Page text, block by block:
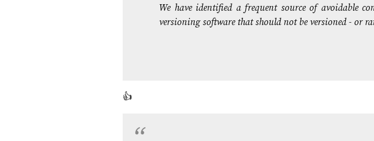
We have identified a frequent source of avoidable
versioning software that should not be versioned - or
👍️